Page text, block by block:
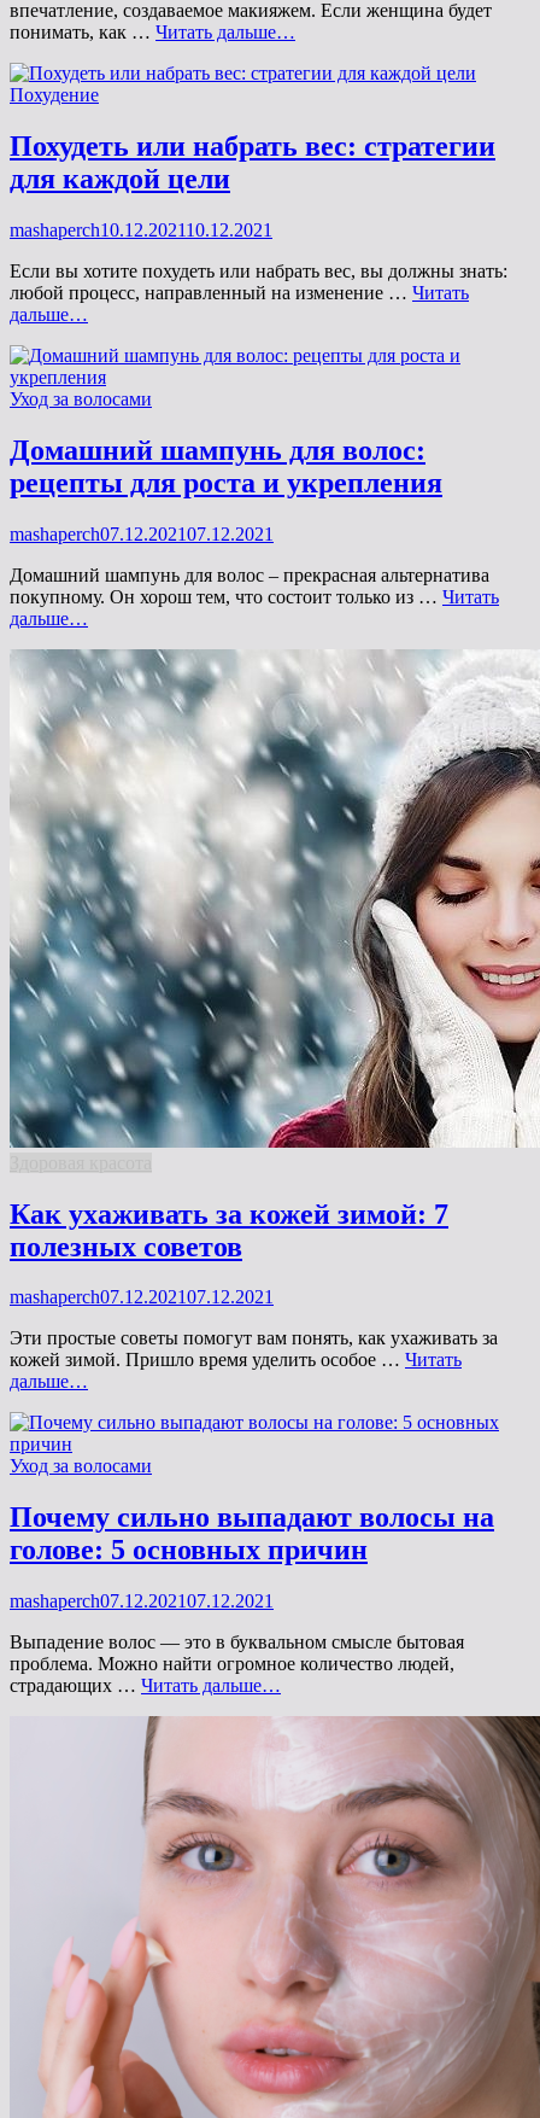
впечатление, создаваемое макияжем. Если женщина будет
понимать, как … Читать дальше…
глаза
мейк-
ап
Рубрики
Похудение
Похудеть или набрать вес: стратегии
для каждой цели
mashaperchОпубликовано
10.12.202110.12.2021
Если вы хотите похудеть или набрать вес, вы должны знать:
любой процесс, направленный на изменение … Читать
дальше…
набрать
вес:
стратегии
каждой
цели
Рубрики
Уход за волосами
Домашний шампунь для волос:
рецепты для роста и укрепления
mashaperchОпубликовано
07.12.202107.12.2021
Домашний шампунь для волос – прекрасная альтернатива
покупному. Он хорош тем, что состоит только из … Читать
дальше…
для
волос:
рецепты
для
роста
укрепления
Как ухаживать за кожей зимой: 7
полезных советов
mashaperchОпубликовано
07.12.202107.12.2021
Эти простые советы помогут вам понять, как ухаживать за
кожей зимой. Пришло время уделить особое … Читать
дальше…
за
зимой:
полезных
советов
Рубрики
Уход за волосами
Почему сильно выпадают волосы на
голове: 5 основных причин
mashaperchОпубликовано
07.12.202107.12.2021
Выпадение волос — это в буквальном смысле бытовая
проблема. Можно найти огромное количество людей,
страдающих … Читать дальше…
волосы
голове:
5
основных
причин